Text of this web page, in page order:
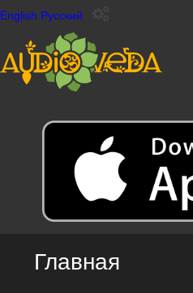
English Русский
Главная